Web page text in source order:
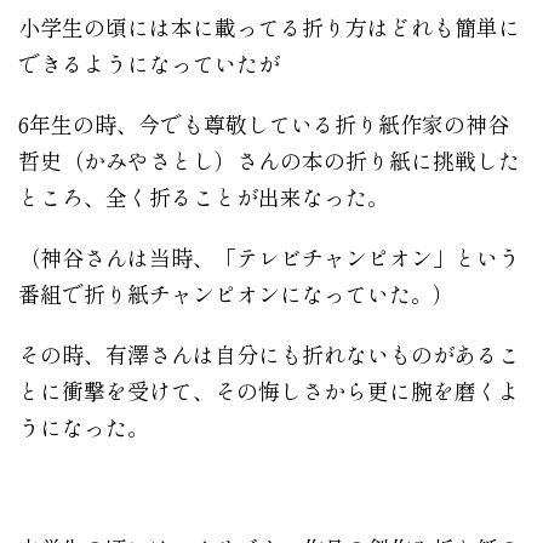
小学生の頃には本に載ってる折り方はどれも簡単に
できるようになっていたが
6年生の時、今でも尊敬している折り紙作家の神谷
哲史（かみやさとし）さんの本の折り紙に挑戦した
ところ、全く折ることが出来なった。
（神谷さんは当時、「テレビチャンピオン」という
番組で折り紙チャンピオンになっていた。）
その時、有澤さんは自分にも折れないものがあるこ
とに衝撃を受けて、その悔しさから更に腕を磨くよ
うになった。